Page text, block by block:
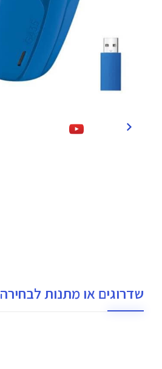
שדרוגים או מתנות לבחירה